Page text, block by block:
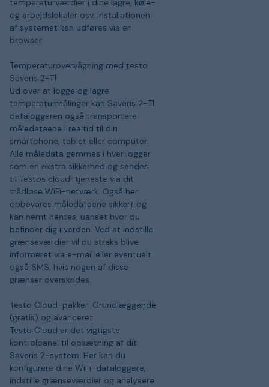
temperaturværdier i dine lagre, køle-
og arbejdslokaler osv. Installationen
af systemet kan udføres via en
browser.
Temperaturovervågning med testo
Saveris 2-T1
Ud over at logge og lagre
temperaturmålinger kan Saveris 2-T1
dataloggeren også transportere
måledataene i realtid til din
smartphone, tablet eller computer.
Alle måledata gemmes i hver logger
som en ekstra sikkerhed og sendes
til Testos cloud-tjeneste via dit
trådløse WiFi-netværk. Også her
opbevares måledataene sikkert og
kan nemt hentes, uanset hvor du
befinder dig i verden. Ved at indstille
grænseværdier vil du straks blive
informeret via e-mail eller eventuelt
også SMS, hvis nogen af disse
grænser overskrides.
Testo Cloud-pakker: Grundlæggende
(gratis) og avanceret
Testo Cloud er det vigtigste
kontrolpanel til opsætning af dit
Saveris 2-system. Her kan du
konfigurere dine WiFi-dataloggere,
indstille grænseværdier og analysere